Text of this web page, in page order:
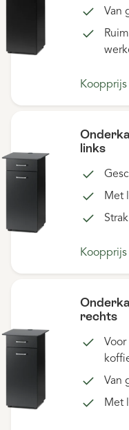
Van
Koopprijs
links
Met
Koopprijs
rechts
Van
Met